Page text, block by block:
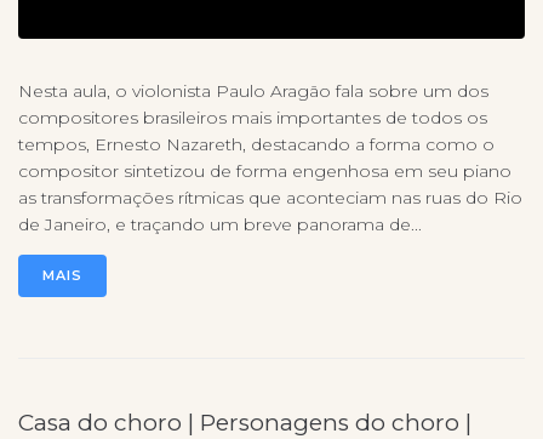
Nesta aula, o violonista Paulo Aragão fala sobre um dos
compositores brasileiros mais importantes de todos os
tempos, Ernesto Nazareth, destacando a forma como o
compositor sintetizou de forma engenhosa em seu piano
as transformações rítmicas que aconteciam nas ruas do Rio
de Janeiro, e traçando um breve panorama de...
MAIS
Casa do choro | Personagens do choro |